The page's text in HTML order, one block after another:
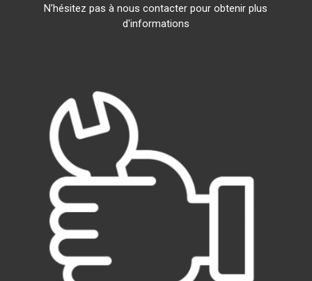
N'hésitez pas à nous contacter pour obtenir plus
d'informations